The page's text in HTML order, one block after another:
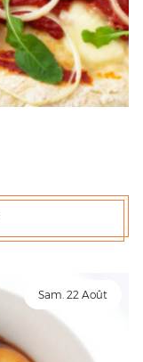
Sam. 22 Août